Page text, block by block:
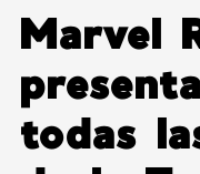
Marvel
todas